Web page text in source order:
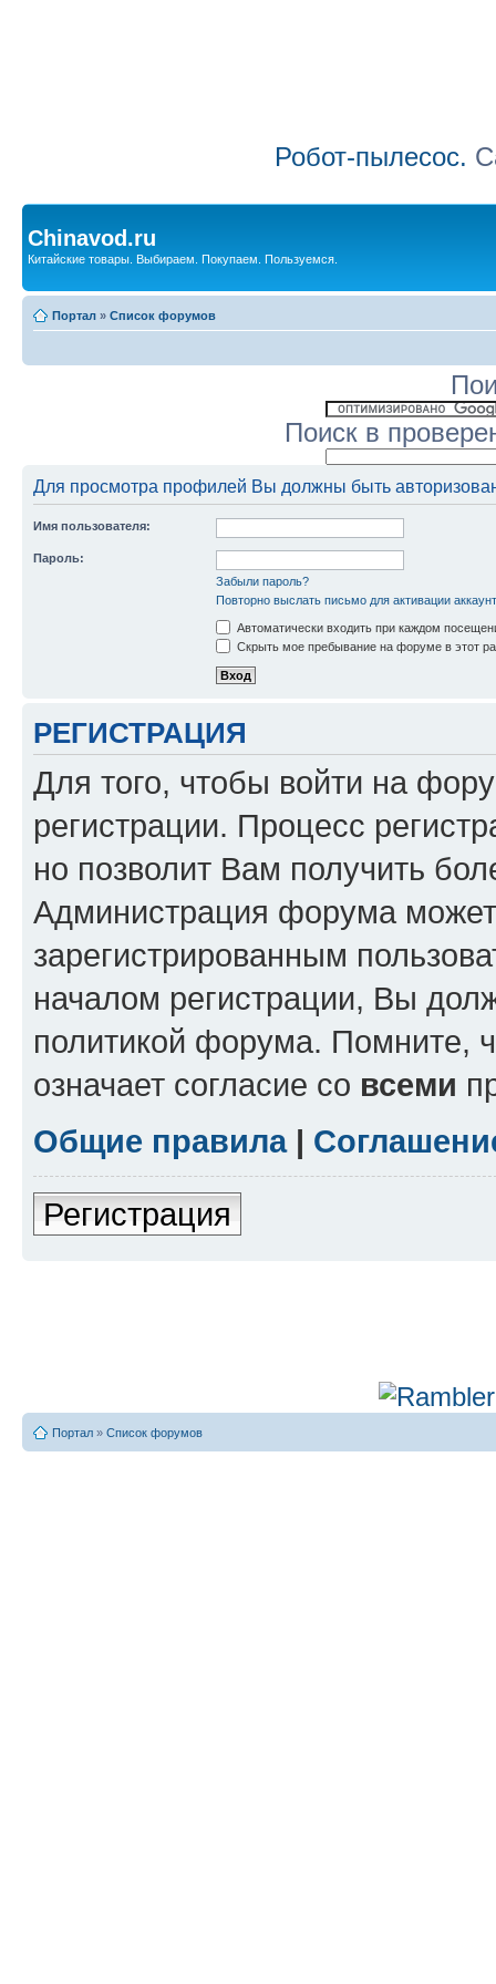
Робот-пылесос.
Chinavod.ru
Китайские товары. Выбираем. Покупаем. Пользуемся.
Портал » Список форумов
Поиск в
Для просмотра профилей Вы должны быть
Имя пользователя:
Пароль:
Забыли пароль?
Повторно выслать письмо для активации
Автоматически входить при каждом
Скрыть мое пребывание на форуме в этот
РЕГИСТРАЦИЯ
Для того, чтобы войти на
регистрации. Процесс
но позволит Вам получить
Администрация форума может
зарегистрированным
началом регистрации, Вы
политикой форума. Помните,
означает согласие со всеми
Общие правила|
Регистрация
Портал » Список форумов